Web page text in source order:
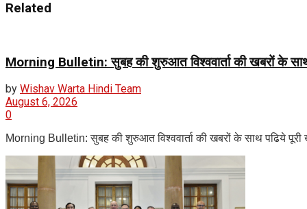
Related
Morning Bulletin: सुबह की शुरुआत विश्ववार्ता की खबरों के
by Wishav Warta Hindi Team
August 6, 2026
0
Morning Bulletin: सुबह की शुरुआत विश्ववार्ता की खबरों के साथ पढिये पूरी